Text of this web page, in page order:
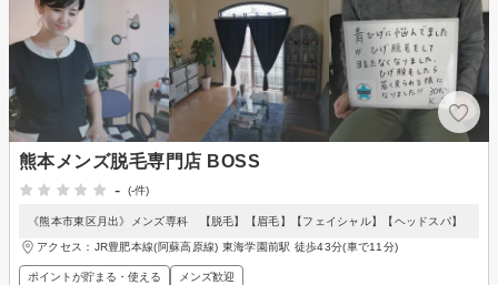
熊本メンズ脱毛専門店 BOSS
-
(-件)
《熊本市東区月出》メンズ専科 【脱毛】【眉毛】【フェイシャル】【ヘッドスパ】
アクセス：JR豊肥本線(阿蘇高原線) 東海学園前駅 徒歩43分(車で11分)
ポイントが貯まる・使える メンズ歓迎